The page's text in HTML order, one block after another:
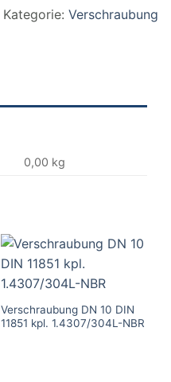
Kategorie: Verschraubung
0,00 kg
Verschraubung DN 10 DIN
11851 kpl. 1.4307/304L-NBR